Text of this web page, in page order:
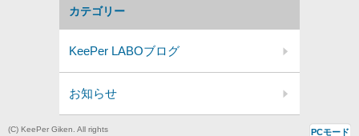
カテゴリー
KeePer LABOブログ
お知らせ
(C) KeePer Giken. All rights PCモード